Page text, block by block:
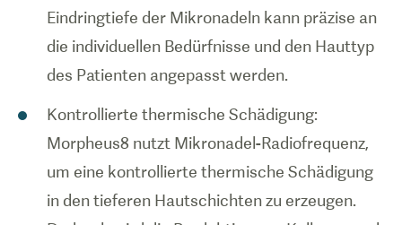
Eindringtiefe der Mikronadeln kann präzise an
die individuellen Bedürfnisse und den Hauttyp
des Patienten angepasst werden.
Kontrollierte thermische Schädigung:
Morpheus8 nutzt Mikronadel-Radiofrequenz,
um eine kontrollierte thermische Schädigung
in den tieferen Hautschichten zu erzeugen.